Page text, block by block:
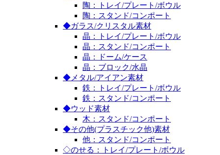
陶：トレイ/プレート/ボウル
陶：スタンド/コンポート
◆ガラス/クリスタル素材
晶：トレイ/プレート/ボウル
晶：スタンド/コンポート
晶：ドーム/ケース
晶：ブロック/水晶
◆メタル/アイアン素材
鉄：トレイ/プレート/ボウル
鉄：スタンド/コンポート
◆ウッド素材
木：スタンド/コンポート
◆その他(プラスチック他)素材
他：スタンド/コンポート
◇のせる：トレイ/プレート/ボウル